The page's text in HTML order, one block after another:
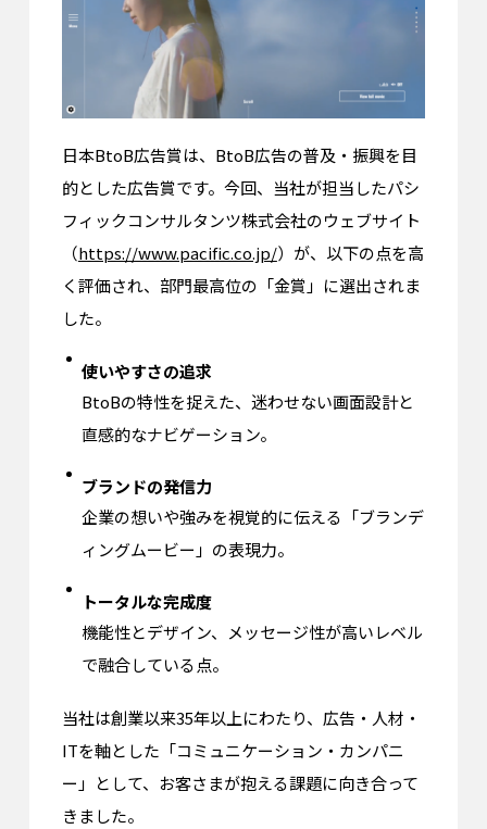
日本BtoB広告賞は、BtoB広告の普及・振興を目
的とした広告賞です。今回、当社が担当したパシ
フィックコンサルタンツ株式会社のウェブサイト
（https://www.pacific.co.jp/）が、以下の点を高
く評価され、部門最高位の「金賞」に選出されま
した。
使いやすさの追求
BtoBの特性を捉えた、迷わせない画面設計と
直感的なナビゲーション。
ブランドの発信力
企業の想いや強みを視覚的に伝える「ブランデ
ィングムービー」の表現力。
トータルな完成度
機能性とデザイン、メッセージ性が高いレベル
で融合している点。
当社は創業以来35年以上にわたり、広告・人材・
ITを軸とした「コミュニケーション・カンパニ
ー」として、お客さまが抱える課題に向き合って
きました。